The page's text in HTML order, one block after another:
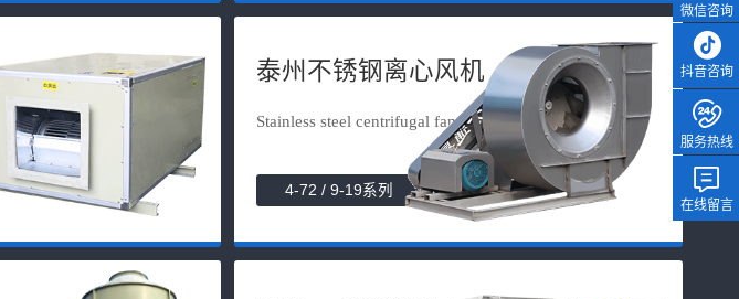
泰州不锈钢离心风机
Stainless steel centrifugal fan
4-72 / 9-19系列
微信咨询
抖音咨询
服务热线
在线留言